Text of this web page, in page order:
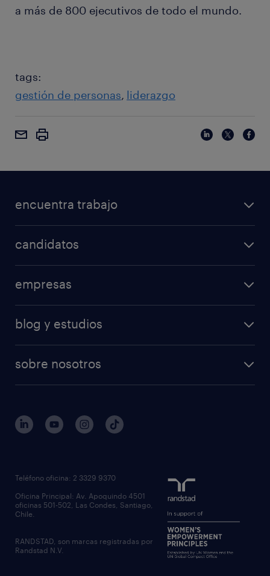
a más de 800 ejecutivos de todo el mundo.
tags:
gestión de personas liderazgo
encuentra trabajo
candidatos
empresas
blog y estudios
sobre nosotros
Teléfono oficina: 2 3329 9370
Oficina Principal: Av. Apoquindo 4501
oficinas 501-502, Las Condes, Santiago,
Chile.
RANDSTAD, son marcas registradas por
Randstad N.V.